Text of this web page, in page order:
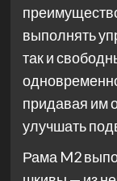
выполнять
так и
придавая им
улучшать
Рама M2